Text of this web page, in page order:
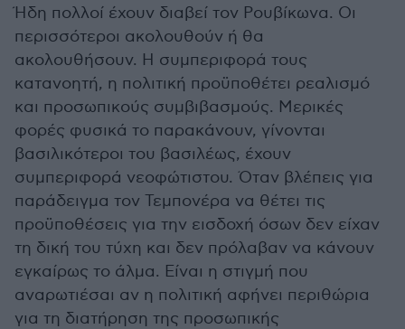
Ήδη πολλοί έχουν διαβεί τον Ρουβίκωνα. Οι
περισσότεροι ακολουθούν ή θα
ακολουθήσουν. Η συμπεριφορά τους
κατανοητή, η πολιτική προϋποθέτει ρεαλισμό
και προσωπικούς συμβιβασμούς. Μερικές
φορές φυσικά το παρακάνουν, γίνονται
βασιλικότεροι του βασιλέως, έχουν
συμπεριφορά νεοφώτιστου. Όταν βλέπεις για
παράδειγμα τον Τεμπονέρα να θέτει τις
προϋποθέσεις για την εισδοχή όσων δεν είχαν
τη δική του τύχη και δεν πρόλαβαν να κάνουν
εγκαίρως το άλμα. Είναι η στιγμή που
αναρωτιέσαι αν η πολιτική αφήνει περιθώρια
για τη διατήρηση της προσωπικής